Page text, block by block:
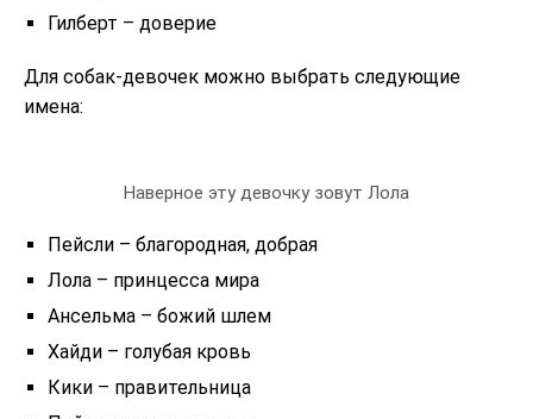
Гилберт – доверие
Для собак-девочек можно выбрать следующие
имена:
Наверное эту девочку зовут Лола
Пейсли – благородная, добрая
Лола – принцесса мира
Ансельма – божий шлем
Хайди – голубая кровь
Кики – правительница